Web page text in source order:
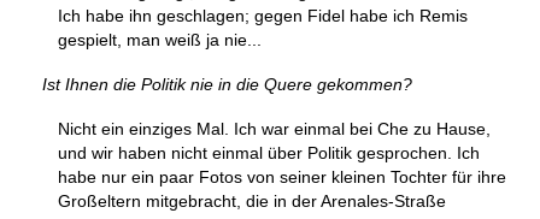
Ich habe ihn geschlagen; gegen Fidel habe ich Remis
gespielt, man weiß ja nie...
Ist Ihnen die Politik nie in die Quere gekommen?
Nicht ein einziges Mal. Ich war einmal bei Che zu Hause,
und wir haben nicht einmal über Politik gesprochen. Ich
habe nur ein paar Fotos von seiner kleinen Tochter für ihre
Großeltern mitgebracht, die in der Arenales-Straße